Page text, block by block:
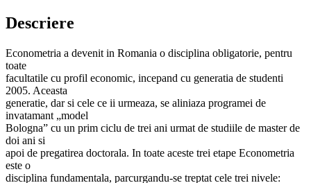
Descriere
Econometria a devenit in Romania o disciplina obligatorie, pentru
toate
facultatile cu profil economic, incepand cu generatia de studenti
2005. Aceasta
generatie, dar si cele ce ii urmeaza, se aliniaza programei de
invatamant „model
Bologna” cu un prim ciclu de trei ani urmat de studiile de master de
doi ani si
apoi de pregatirea doctorala. In toate aceste trei etape Econometria
este o
disciplina fundamentala, parcurgandu-se treptat cele trei nivele: